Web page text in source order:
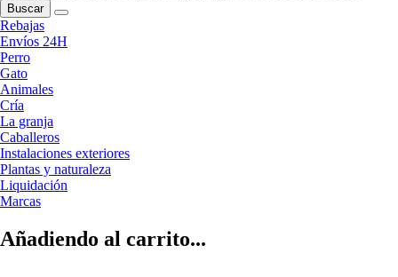
Buscar
Rebajas
Envíos 24H
Perro
Gato
Animales
Cría
La granja
Caballeros
Instalaciones exteriores
Plantas y naturaleza
Liquidación
Marcas
Añadiendo al carrito...